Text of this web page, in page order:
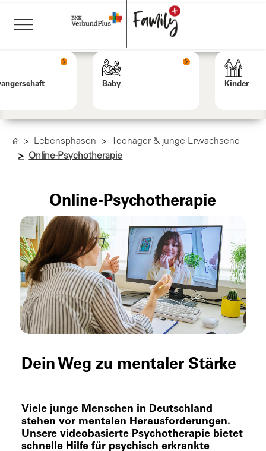
Baby Kinder
Lebensphasen
Teenager & junge Erwachsene
Online-Psychotherapie
Online-Psychotherapie
Dein Weg zu mentaler Stärke
Viele junge Menschen in Deutschland
stehen vor mentalen Herausforderungen.
Unsere videobasierte Psychotherapie bietet
schnelle Hilfe für psychisch erkrankte